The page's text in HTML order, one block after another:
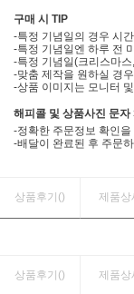
구매 시 TIP
-특정 기념일의 경우 시
-특정 기념일엔 하루 전
-특정 기념일(크리스마
-맞춤 제작을 원하실 경
-상품 이미지는 모니터
해피콜 및 상품사진 문자
-정확한 주문정보 확인
-배달이 완료된 후 주문
상품후기() 제품상
상품후기() 제품상